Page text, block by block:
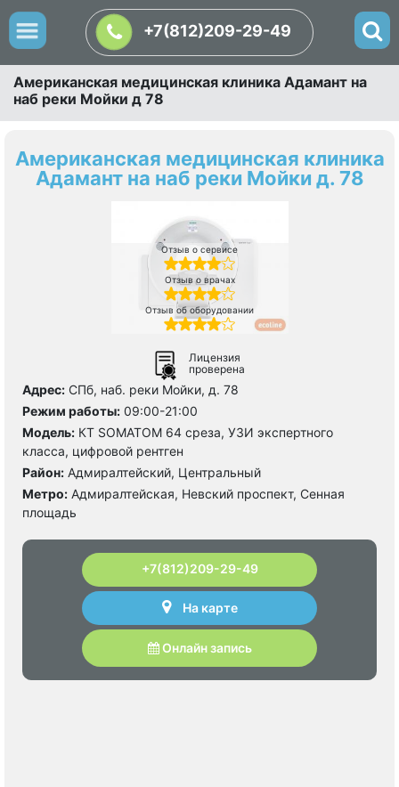
+7(812)209-29-49
Американская медицинская клиника Адамант на
наб реки Мойки д 78
Американская медицинская клиника
Адамант на наб реки Мойки д. 78
Отзыв о сервисе
Отзыв о врачах
Отзыв об оборудовании
Лицензия
проверена
Адрес: СПб, наб. реки Мойки, д. 78
Режим работы: 09:00-21:00
Модель: КТ SOMATOM 64 среза, УЗИ экспертного
класса, цифровой рентген
Район: Адмиралтейский, Центральный
Метро: Адмиралтейская, Невский проспект, Сенная
площадь
+7(812)209-29-49
На карте
Онлайн запись